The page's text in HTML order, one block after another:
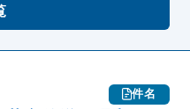
件名